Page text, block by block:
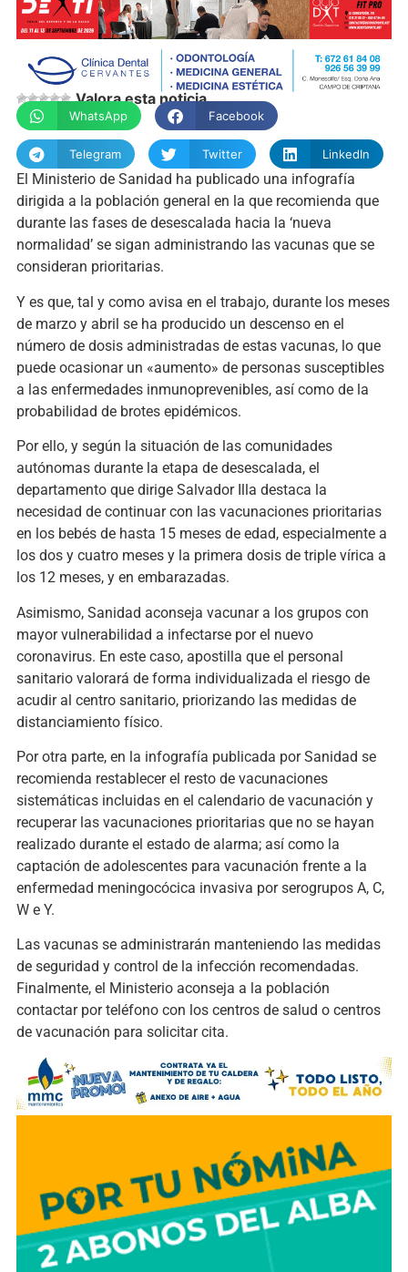
Valora esta noticia
WhatsApp Facebook
Telegram Twitter LinkedIn
El Ministerio de Sanidad ha publicado una infografía
dirigida a la población general en la que recomienda que
durante las fases de desescalada hacia la ‘nueva
normalidad’ se sigan administrando las vacunas que se
consideran prioritarias.
Y es que, tal y como avisa en el trabajo, durante los meses
de marzo y abril se ha producido un descenso en el
número de dosis administradas de estas vacunas, lo que
puede ocasionar un «aumento» de personas susceptibles
a las enfermedades inmunoprevenibles, así como de la
probabilidad de brotes epidémicos.
Por ello, y según la situación de las comunidades
autónomas durante la etapa de desescalada, el
departamento que dirige Salvador Illa destaca la
necesidad de continuar con las vacunaciones prioritarias
en los bebés de hasta 15 meses de edad, especialmente a
los dos y cuatro meses y la primera dosis de triple vírica a
los 12 meses, y en embarazadas.
Asimismo, Sanidad aconseja vacunar a los grupos con
mayor vulnerabilidad a infectarse por el nuevo
coronavirus. En este caso, apostilla que el personal
sanitario valorará de forma individualizada el riesgo de
acudir al centro sanitario, priorizando las medidas de
distanciamiento físico.
Por otra parte, en la infografía publicada por Sanidad se
recomienda restablecer el resto de vacunaciones
sistemáticas incluidas en el calendario de vacunación y
recuperar las vacunaciones prioritarias que no se hayan
realizado durante el estado de alarma; así como la
captación de adolescentes para vacunación frente a la
enfermedad meningocócica invasiva por serogrupos A, C,
W e Y.
Las vacunas se administrarán manteniendo las medidas
de seguridad y control de la infección recomendadas.
Finalmente, el Ministerio aconseja a la población
contactar por teléfono con los centros de salud o centros
de vacunación para solicitar cita.